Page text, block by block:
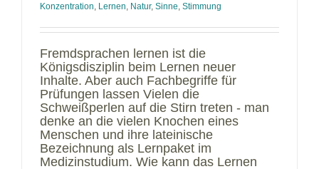
Konzentration, Lernen, Natur, Sinne, Stimmung
Fremdsprachen lernen ist die
Königsdisziplin beim Lernen neuer
Inhalte. Aber auch Fachbegriffe für
Prüfungen lassen Vielen die
Schweißperlen auf die Stirn treten - man
denke an die vielen Knochen eines
Menschen und ihre lateinische
Bezeichnung als Lernpaket im
Medizinstudium. Wie kann das Lernen